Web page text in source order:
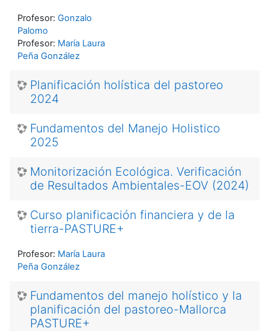
Profesor: Gonzalo
Palomo
Profesor: María Laura
Peña González
Planificación holística del pastoreo
2024
Fundamentos del Manejo Holistico
2025
Monitorización Ecológica. Verificación
de Resultados Ambientales-EOV (2024)
Curso planificación financiera y de la
tierra-PASTURE+
Profesor: María Laura
Peña González
Fundamentos del manejo holístico y la
planificación del pastoreo-Mallorca
PASTURE+